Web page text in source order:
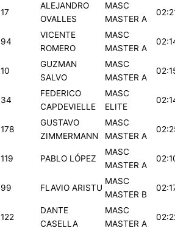
17
ALEJANDRO
OVALLES
MASC
MASTER A
94
VICENTE
ROMERO
MASC
MASTER A
10
GUZMAN
SALVO
MASC
MASTER A
34
FEDERICO
CAPDEVIELLE
MASC
ELITE
178
GUSTAVO
ZIMMERMANN
MASC
MASTER A
119 PABLO LÓPEZ
MASC
MASTER A
99 FLAVIO ARISTU
MASC
MASTER B
122
DANTE
CASELLA
MASC
MASTER A